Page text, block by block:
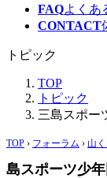
FAQよくあ
CONTACT
トピック
TOP
トピック
三島スポ
TOP › フォーラム › 山
島スポーツ少